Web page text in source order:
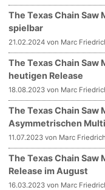
The Texas Chain Saw
spielbar
21.02.2024 von Marc
The Texas Chain Saw
heutigen Release
18.08.2023 von Marc
The Texas Chain Saw
Asymmetrischen
11.07.2023 von Marc
The Texas Chain Saw
Release im August
16.03.2023 von Marc